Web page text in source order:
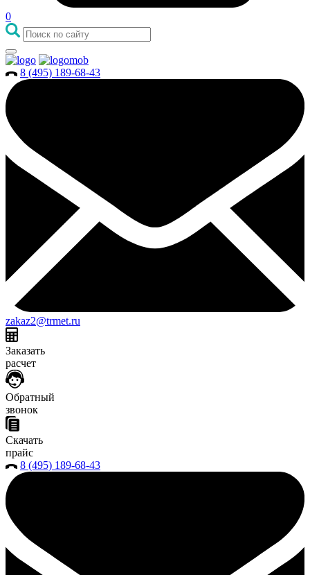
0
8 (495) 189-68-43
zakaz2@trmet.ru
Заказать
расчет
Обратный
звонок
Скачать
прайс
8 (495) 189-68-43